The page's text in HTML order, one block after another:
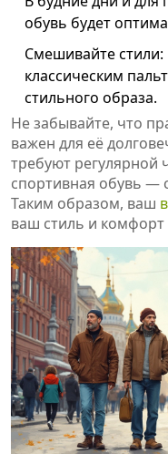
обувь будет
Смешивайте стили:
классическим
стильного образа.
Не забывайте, что
важен для её
требуют регулярной
спортивная обувь —
Таким образом, ваш
ваш стиль и